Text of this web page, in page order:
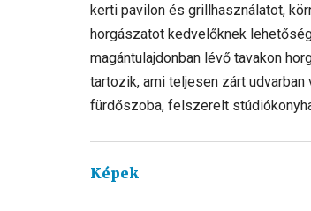
kerti pavilon és grillhasználatot,
horgászatot kedvelőknek
magántulajdonban lévő tavakon
tartozik, ami teljesen zárt
fürdőszoba, felszerelt
Képek